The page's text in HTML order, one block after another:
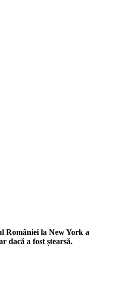
României la New York a
dacă a fost ștearsă.